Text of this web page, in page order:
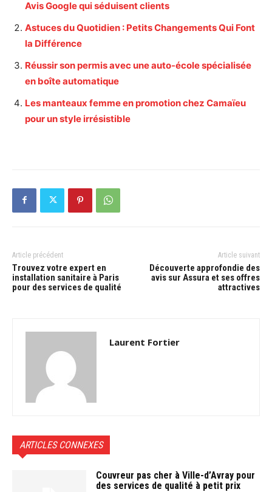
Avis Google qui séduisent clients
Astuces du Quotidien : Petits Changements Qui Font
la Différence
Réussir son permis avec une auto-école spécialisée
en boîte automatique
Les manteaux femme en promotion chez Camaïeu
pour un style irrésistible
Article précédent
Trouvez votre expert en
installation sanitaire à Paris
pour des services de qualité
Article suivant
Découverte approfondie des
avis sur Assura et ses offres
attractives
Laurent Fortier
ARTICLES CONNEXES
Couvreur pas cher à Ville-d’Avray pour
des services de qualité à petit prix